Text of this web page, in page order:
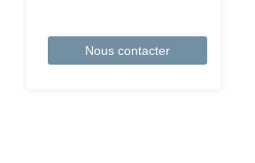
Nous contacter